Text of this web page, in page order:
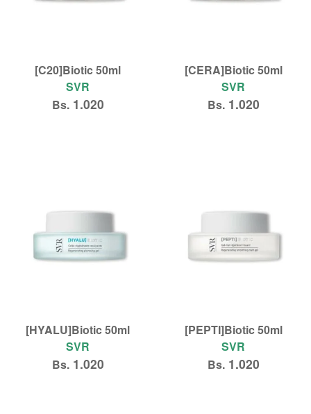
[C20]Biotic 50ml
SVR
Bs.1.020
[CERA]Biotic 50ml
SVR
Bs.1.020
[HYALU]Biotic 50ml
SVR
Bs.1.020
[PEPTI]Biotic 50ml
SVR
Bs.1.020